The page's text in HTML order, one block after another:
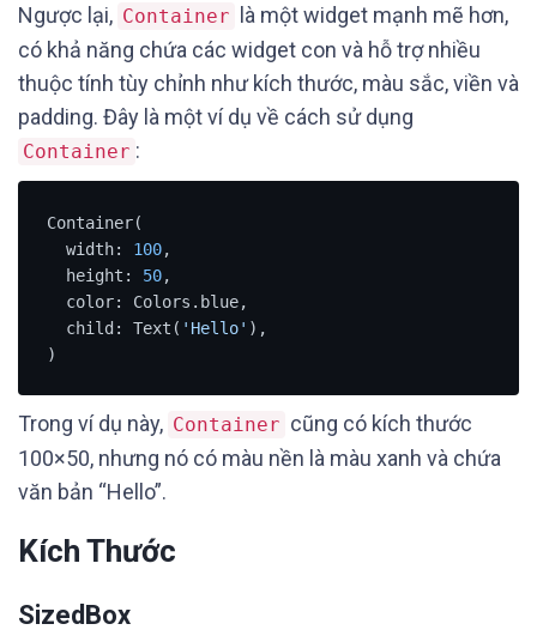
Ngược lại, Container
là một widget mạnh mẽ hơn,
có khả năng chứa các widget con và hỗ trợ nhiều
thuộc tính tùy chỉnh như kích thước, màu sắc, viền và
padding. Đây là một ví dụ về cách sử dụng
Container :
Container(
  width:
100,
  height:
50,
  child: Text(
'Hello' ),
)
Trong ví dụ này, Container cũng có kích thước
100×50, nhưng nó có màu nền là màu xanh và chứa
văn bản “Hello”.
Kích Thước
SizedBox